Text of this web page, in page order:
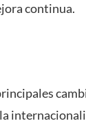
continua.